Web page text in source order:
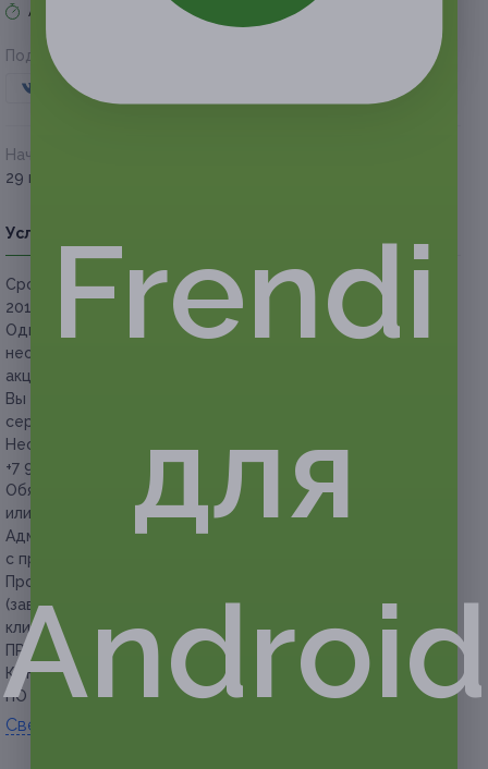
Акция завершена
Поделиться с друзьями
Начало действия
29 июля 2017 г.
Условия
Срок действия сертификатов:с 29 июля до 25 октября
2017 г. (включительно).
Один человек
старше 18 летможет использовать
неограниченное количество сертификатов по данной
акции.
Вы можете купить неограниченное количество
сертификатов в подарок.
Необходима предварительная запись по телефонам:
+7 900 915-20-22, +7 8182 47-53-25.
Обязательно предъявляйте сертификат в распечатанном
или электронно виде.
Администрация салона может отказать клиенту
с признаками кожного заболевания.
Продолжительность массажа составляет от 15 до 90 мин.
(зависит от вида массажа и индивидуальной особенности
клиента).
ПРЕДУПРЕЖДАЕМ О НЕОБХОДИМОСТИ ПОЛУЧЕНИЯ
КОНСУЛЬТАЦИИ У ВРАЧА-СПЕЦИАЛИСТА
ПО ОКАЗЫВАЕМЫМ УСЛУГАМ И ПРОТИВОПОКАЗАНИЯМ.
Свернуть
Frendi
для
Android